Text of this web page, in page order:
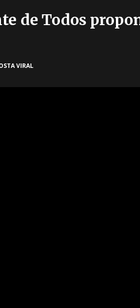
de Todos
VIRAL